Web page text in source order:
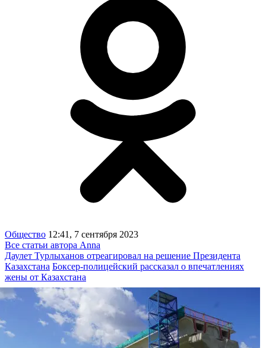
Общество 12:41, 7 сентября 2023
Все статьи автора Anna
Даулет Турлыханов отреагировал на решение Президента
Казахстана Боксер-полицейский рассказал о впечатлениях
жены от Казахстана